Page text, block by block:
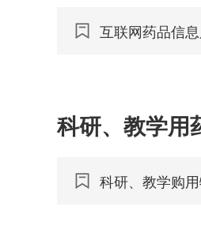
互联网药品信
科研、教学用
科研、教学购